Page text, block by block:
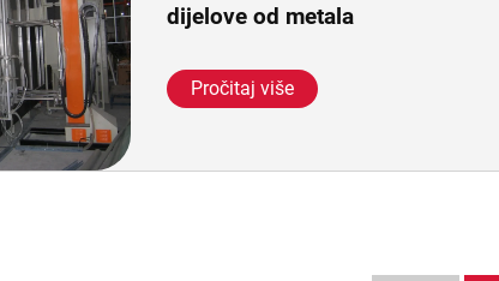
dijelove od metala
Pročitaj više